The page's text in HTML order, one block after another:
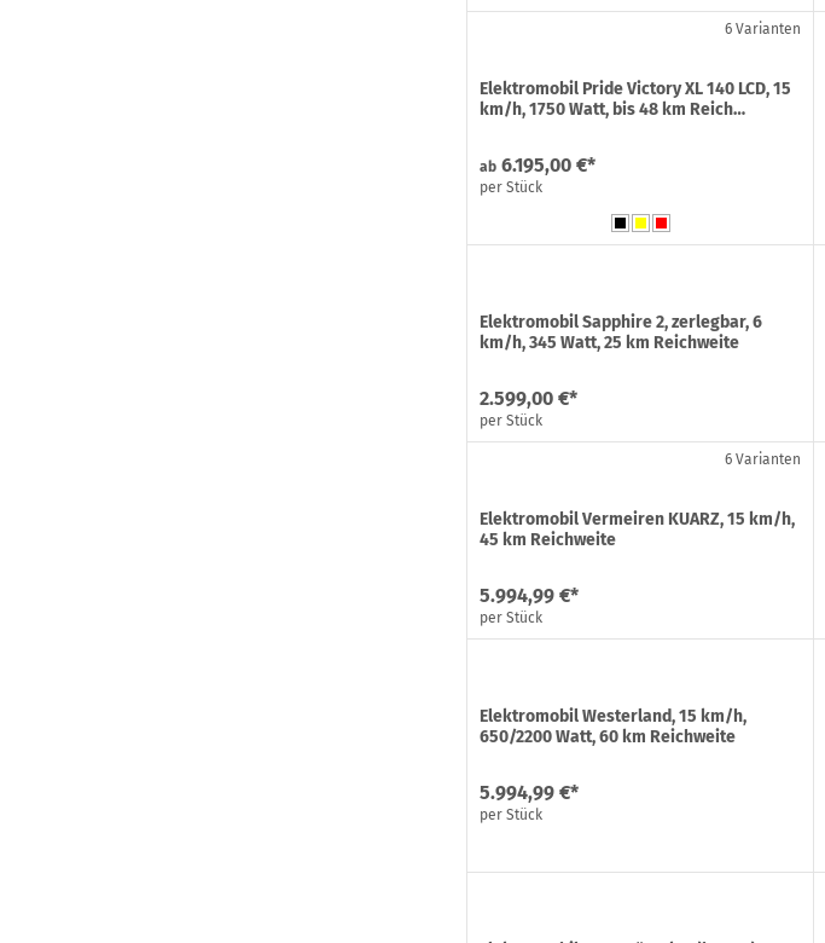
6 Varianten
Elektromobil Pride Victory XL 140 LCD, 15
km/h, 1750 Watt, bis 48 km Reich…
ab 6.195,00 €*
per Stück
Elektromobil Sapphire 2, zerlegbar, 6
km/h, 345 Watt, 25 km Reichweite
2.599,00 €*
per Stück
6 Varianten
Elektromobil Vermeiren KUARZ, 15 km/h,
45 km Reichweite
5.994,99 €*
per Stück
Elektromobil Westerland, 15 km/h,
650/2200 Watt, 60 km Reichweite
5.994,99 €*
per Stück